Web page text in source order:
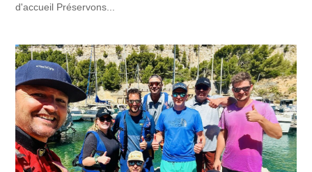
d'accueil Préservons...